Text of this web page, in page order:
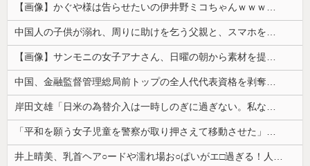
【画像】かぐや様は告らせたいの伊井野ミコちゃんｗｗｗｗｗ
中国人の子供が溺れ、周りに助けを乞う父親と、スマホを向けてインプレ稼ぎの見物人
【画像】サンモニの女子アナさん、日曜の朝から素材を提供してしまう
中国、金融監督管理総局前トップの全人代代表資格を剥奪…重大な規律違反で！
岸田文雄「日米の為替介入は一時しのぎに過ぎない。私なら円を強くすることが出来る」
「平和を願う女子児童を警察が取り押さえて移動させた」と市民団体が告発、「児童……どこ？」とガチで困惑する人が続出
井上晴美、乳首ヘア○ードや濡れ場お○ぱいがエ□過ぎる！人生最後のラスト写真集、最高！！